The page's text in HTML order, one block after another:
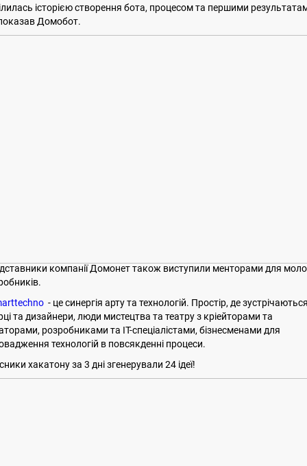
історією створення бота, процесом та першими
Домобот.
компанії Домонет також виступили менторами для
- це синергія арту та технологій. Простір, де
та дизайнери, люди мистецтва та театру з кріейторами та
розробниками та IT-спеціалістами, бізнесменами для
технологій в повсякденні процеси.
хакатону за 3 дні згенерували 24 ідеї!